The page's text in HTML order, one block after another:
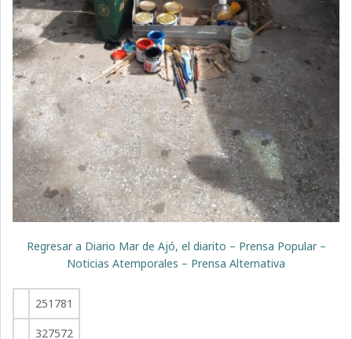
Regresar a Diario Mar de Ajó, el diarito – Prensa Popular –
Noticias Atemporales – Prensa Alternativa
251781
327572